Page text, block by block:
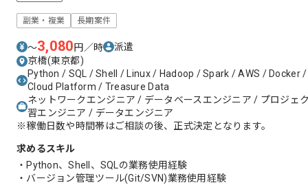
副業・複業 長期案件
〜3,080円／時
派遣
京橋(東京都)
Python / SQL / Shell / Linux / Hadoop / Spark / AWS / Docker
Cloud Platform / Treasure Data
ネットワークエンジニア / データベースエンジニア / プロジェ
習エンジニア / データエンジニア
※稼働日数や時間帯はご相談の後、正式決定となります。
求めるスキル
・Python、Shell、SQLの業務使用経験
・バージョン管理ツール(Git/SVN)業務使用経験